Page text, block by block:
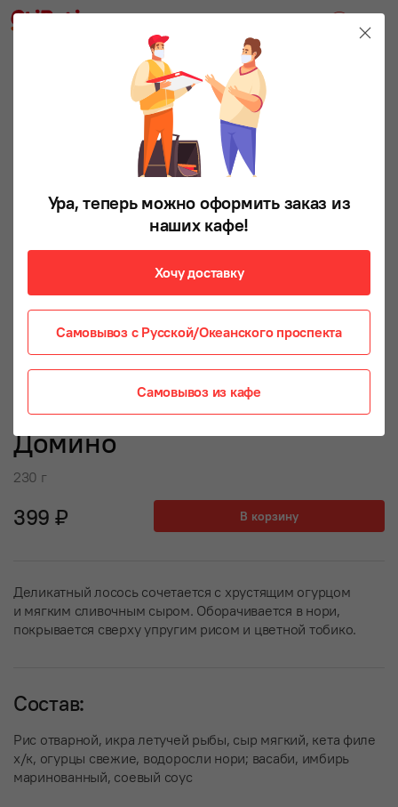
Домино
230 г
399 ₽ В корзину
Деликатный лосось сочетается с хрустящим огурцом
и мягким сливочным сыром. Оборачивается в нори,
покрывается сверху упругим рисом и цветной тобико.
Состав:
Рис отварной, икра летучей рыбы, сыр мягкий, кета филе
х/к, огурцы свежие, водоросли нори; васаби, имбирь
маринованный, соевый соус
Ура, теперь можно оформить заказ из
наших кафе!
Хочу доставку
Самовывоз с Русской/Океанского проспекта
Самовывоз из кафе